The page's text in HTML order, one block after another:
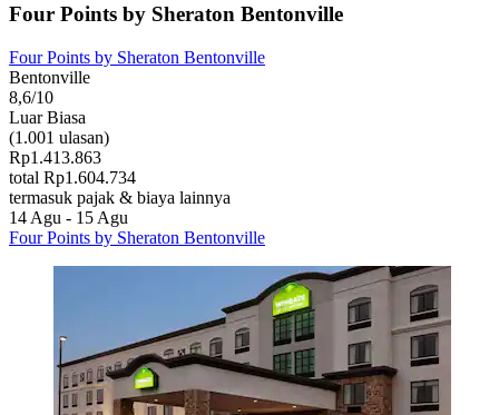
Four Points by Sheraton Bentonville
Four Points by Sheraton Bentonville
Bentonville
8,6/10
Luar Biasa
(1.001 ulasan)
Rp1.413.863
total Rp1.604.734
termasuk pajak & biaya lainnya
14 Agu - 15 Agu
Four Points by Sheraton Bentonville